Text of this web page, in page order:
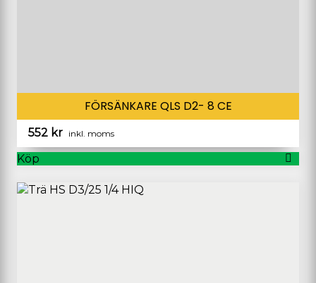
FÖRSÄNKARE QLS D2- 8 CE
552 kr inkl. moms
Köp